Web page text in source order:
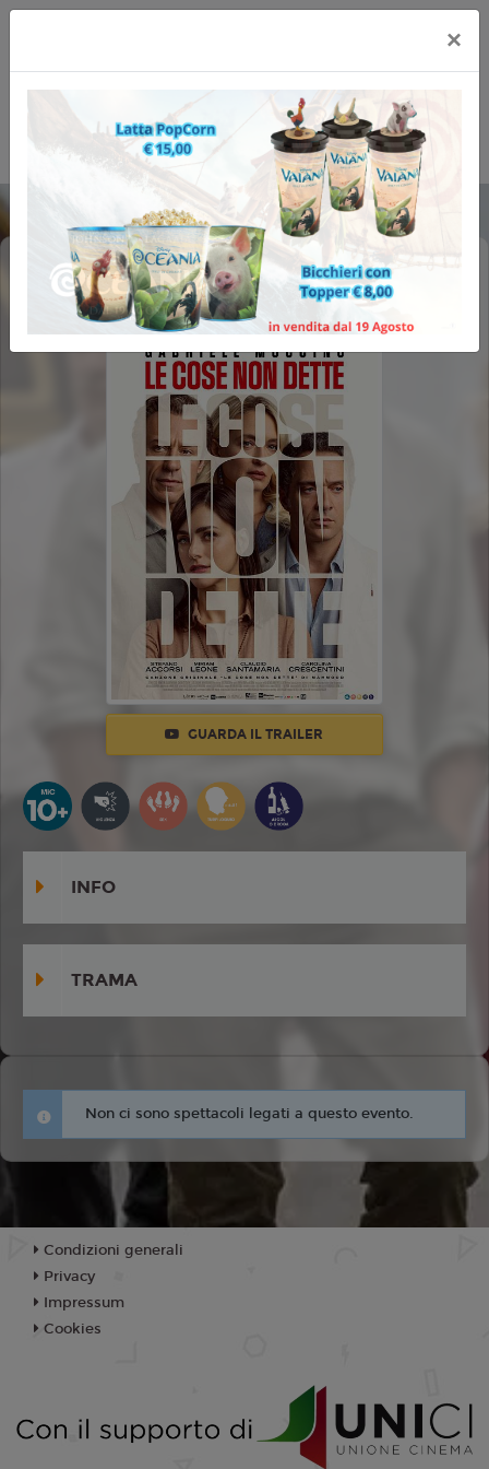
LE COSE NON DETTE
GUARDA IL TRAILER
INFO
TRAMA
Non ci sono spettacoli legati a questo evento.
×
Condizioni generali
Privacy
Impressum
Cookies